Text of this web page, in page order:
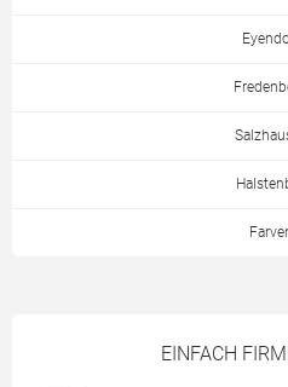
EINFACH